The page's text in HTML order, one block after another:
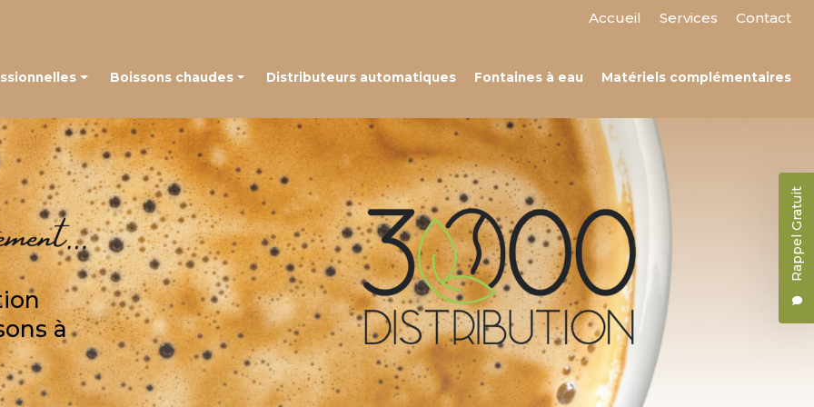
Rappel Gratuit
Accueil Services
Contact
à grains
à capsules
Boissons chaudes
Café en capsules
Café en grains
Thé, chocolat et autres boissons
Distributeurs automatiques Fontaines à eau Matériels complémentaires
à